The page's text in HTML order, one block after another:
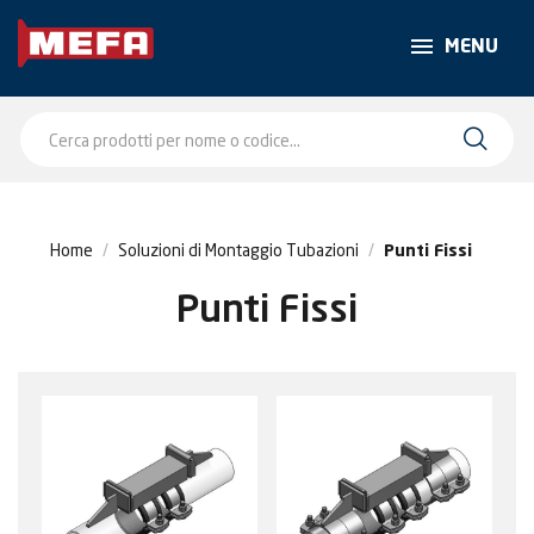
MENU
Home Soluzioni di Montaggio Tubazioni Punti Fissi
Punti Fissi